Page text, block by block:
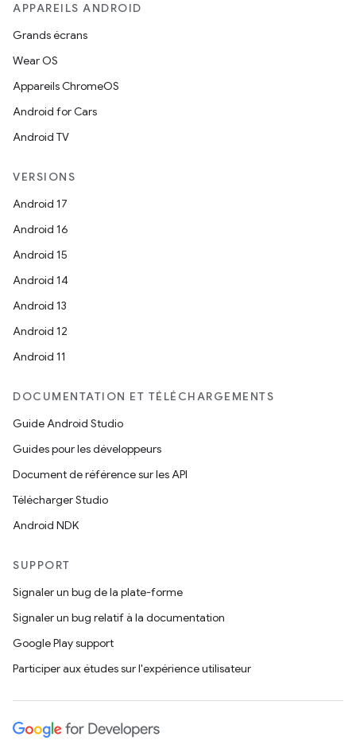
APPAREILS ANDROID
Grands écrans
Wear OS
Appareils ChromeOS
Android for Cars
Android TV
VERSIONS
Android 17
Android 16
Android 15
Android 14
Android 13
Android 12
Android 11
DOCUMENTATION ET TÉLÉCHARGEMENTS
Guide Android Studio
Guides pour les développeurs
Document de référence sur les API
Télécharger Studio
Android NDK
SUPPORT
Signaler un bug de la plate-forme
Signaler un bug relatif à la documentation
Google Play support
Participer aux études sur l'expérience utilisateur